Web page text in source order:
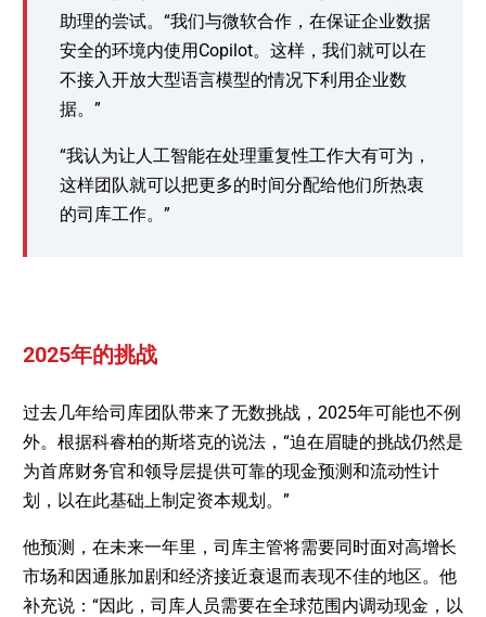
助理的尝试。“我们与微软合作，在保证企业数据
安全的环境内使用Copilot。这样，我们就可以在
不接入开放大型语言模型的情况下利用企业数
据。”
“我认为让人工智能在处理重复性工作大有可为，
这样团队就可以把更多的时间分配给他们所热衷
的司库工作。”
2025年的挑战
过去几年给司库团队带来了无数挑战，2025年可能也不例
外。根据科睿柏的斯塔克的说法，“迫在眉睫的挑战仍然是
为首席财务官和领导层提供可靠的现金预测和流动性计
划，以在此基础上制定资本规划。”
他预测，在未来一年里，司库主管将需要同时面对高增长
市场和因通胀加剧和经济接近衰退而表现不佳的地区。他
补充说：“因此，司库人员需要在全球范围内调动现金，以